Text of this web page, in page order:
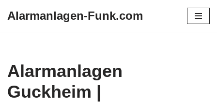
Alarmanlagen-Funk.com
Alarmanlagen
Guckheim |